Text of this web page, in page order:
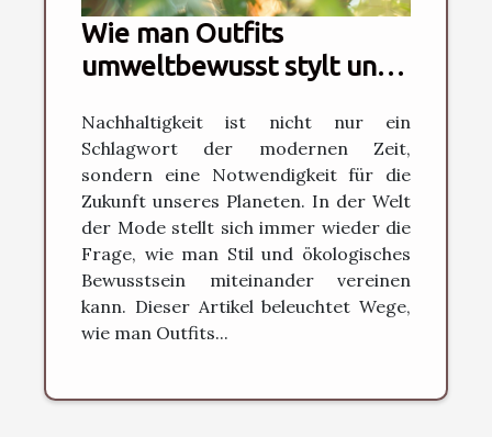
Wie man Outfits
umweltbewusst stylt und
Nachhaltigkeit ist nicht nur ein
Schlagwort der modernen Zeit,
sondern eine Notwendigkeit für die
Zukunft unseres Planeten. In der Welt
der Mode stellt sich immer wieder die
Frage, wie man Stil und ökologisches
Bewusstsein miteinander vereinen
kann. Dieser Artikel beleuchtet Wege,
wie man Outfits...